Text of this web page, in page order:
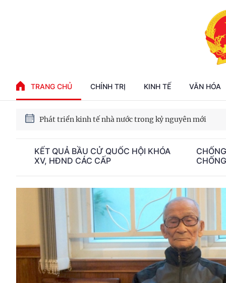
TRANG CHỦ CHÍNH TRỊ KINH TẾ VĂN HÓA
Phát triển nhà ở cho thuê - Trụ cột chiến lược, lâu dài
Phát triển kinh tế nhà nước trong kỷ nguyên mới
KẾT QUẢ BẦU CỬ QUỐC HỘI KHÓA
XV, HĐND CÁC CẤP